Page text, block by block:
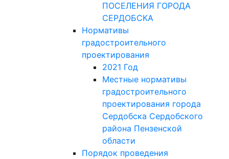
ПОСЕЛЕНИЯ ГОРОДА
СЕРДОБСКА
Нормативы
градостроительного
проектирования
2021 Год
Местные нормативы
градостроительного
проектирования города
Сердобска Сердобского
района Пензенской
области
Порядок проведения